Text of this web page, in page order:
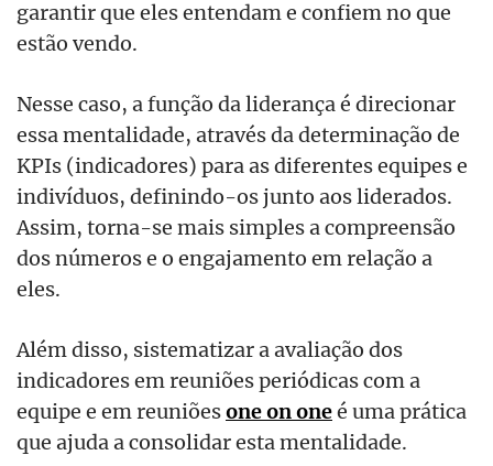
garantir que eles entendam e confiem no que
estão vendo.
Nesse caso, a função da liderança é direcionar
essa mentalidade, através da determinação de
KPIs (indicadores) para as diferentes equipes e
indivíduos, definindo-os junto aos liderados.
Assim, torna-se mais simples a compreensão
dos números e o engajamento em relação a
eles.
Além disso, sistematizar a avaliação dos
indicadores em reuniões periódicas com a
equipe e em reuniõesone on oneé uma prática
que ajuda a consolidar esta mentalidade.